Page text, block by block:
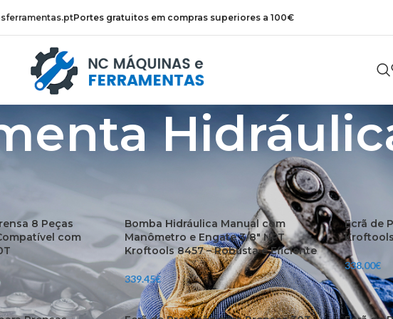
Portes gratuitos em compras superiores a 100€
Mostrar 9 24
8 Peças
com
Bomba Hidráulica Manual com
Manômetro e Engate 3/8″ NPT
Kroftools 8457 – Robusta e Eficiente
339.45€
Ecrã de
338.00€